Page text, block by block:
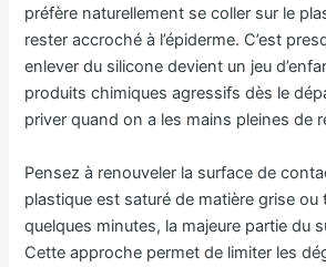
préfère naturellement se coller sur le
rester accroché à l’épiderme. C’est
enlever du silicone devient un jeu
produits chimiques agressifs dès le
priver quand on a les mains pleines de
Pensez à renouveler la surface de
plastique est saturé de matière grise ou
quelques minutes, la majeure partie du
Cette approche permet de limiter les